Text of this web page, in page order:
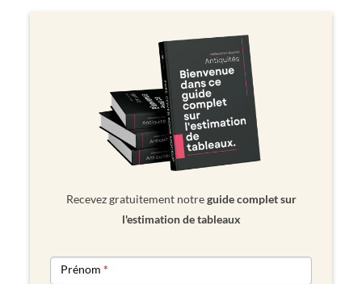
Recevez gratuitement notreguide complet sur
l'estimation de tableaux
NEWSLETTER
FORM
Prénom*